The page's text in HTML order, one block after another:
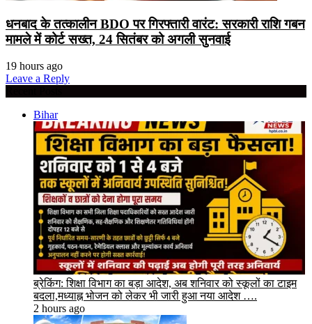
धनबाद के तत्कालीन BDO पर गिरफ्तारी वारंट: सरकारी राशि गबन
मामले में कोर्ट सख्त, 24 सितंबर को अगली सुनवाई
19 hours ago
Leave a Reply
Bihar
ब्रेकिंग: शिक्षा विभाग का बड़ा आदेश, अब शनिवार को स्कूलों का टाइम
बदला,मध्याह्न भोजन को लेकर भी जारी हुआ नया आदेश ….
2 hours ago